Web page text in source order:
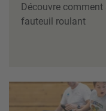
Découvre
fauteuil roulant